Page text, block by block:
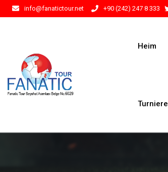
info@fanatictour.net +90 (242) 247 8 333
Heim
Turniere